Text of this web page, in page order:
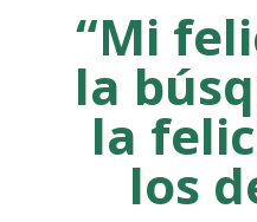
“Mi
la
la
los